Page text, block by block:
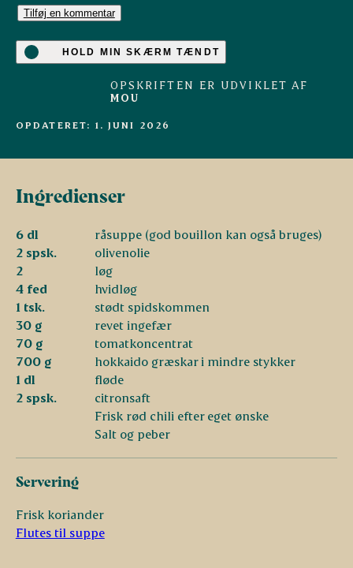
Tilføj en kommentar
HOLD MIN SKÆRM TÆNDT
OPSKRIFTEN ER UDVIKLET AF
MOU
OPDATERET: 1. JUNI 2026
Ingredienser
6 dl
råsuppe (god bouillon kan også bruges)
2 spsk.
olivenolie
2
løg
4 fed
hvidløg
1 tsk.
stødt spidskommen
30 g
revet ingefær
70 g
tomatkoncentrat
700 g
hokkaido græskar i mindre stykker
1 dl
fløde
2 spsk.
citronsaft
Frisk rød chili efter eget ønske
Salt og peber
Servering
Frisk koriander
Flutes til suppe